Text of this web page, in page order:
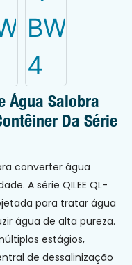
Água Salobra
Da Série
converter água
A série QILEE QL-
para tratar água
água de alta pureza.
estágios,
de dessalinização